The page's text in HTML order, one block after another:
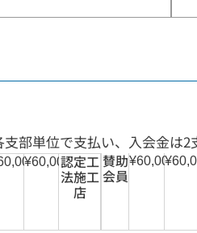
部単位で支払い、入会金は2
¥60,000認定工
法施工
店
賛助
会員
¥60,000